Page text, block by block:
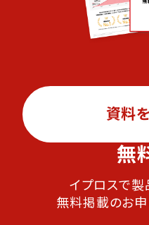
資料
無
イプロスで製
無料掲載のお